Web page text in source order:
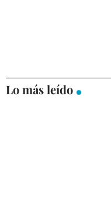
Lo más leído